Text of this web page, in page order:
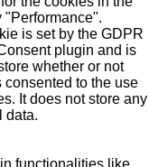
"Performance".
is set by the GDPR
plugin and is
whether or not
consented to the use
It does not store any
data.
functionalities like